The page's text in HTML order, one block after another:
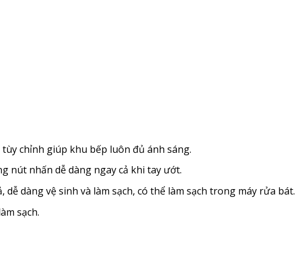
chỉnh giúp khu bếp luôn đủ ánh sáng.
nút nhấn dễ dàng ngay cả khi tay ướt.
dàng vệ sinh và làm sạch, có thể làm sạch trong máy rửa bát.
sạch.